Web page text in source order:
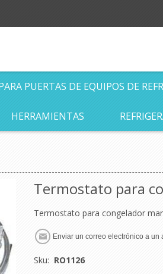
PUERTAS DE EQUIPOS DE
HERRAMIENTAS
Termostato para
Termostato para congelador
Enviar un correo electrónico a un
Sku: RO1126